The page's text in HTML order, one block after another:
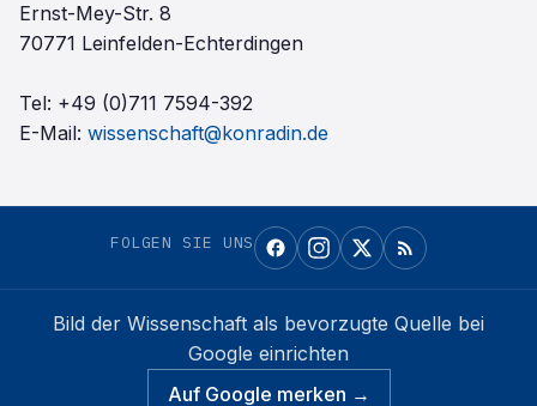
Ernst-Mey-Str. 8
70771 Leinfelden-Echterdingen
Tel: +49 (0)711 7594-392
E-Mail: wissenschaft@konradin.de
FOLGEN SIE UNS
Bild der Wissenschaft als bevorzugte Quelle bei
Google einrichten
Auf Google merken →